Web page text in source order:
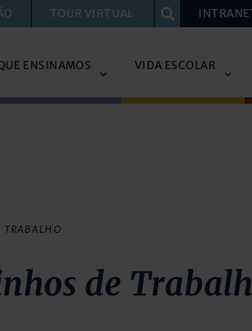
TOUR VIRTUAL
ENSINAMOS VIDA ESCOLAR
TRABALHO
de